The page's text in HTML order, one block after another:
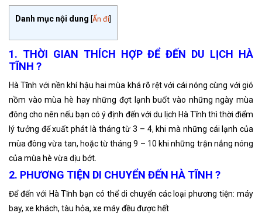
Danh mục nội dung Ẩn đi
1. THỜI GIAN THÍCH HỢP ĐỂ ĐẾN DU LỊCH HÀ
TĨNH ?
Hà Tĩnh với nền khí hậu hai mùa khá rõ rệt với cái nóng cùng với gió
nồm vào mùa hè hay những đợt lạnh buốt vào những ngày mùa
đông cho nên nếu bạn có ý định đến với du lịch Hà Tĩnh thì thời điểm
lý tưởng để xuất phát là tháng từ 3 – 4, khi mà những cái lạnh của
mùa đông vừa tan, hoặc từ tháng 9 – 10 khi những trận nắng nóng
của mùa hè vừa dịu bớt.
2. PHƯƠNG TIỆN DI CHUYỂN ĐẾN HÀ TĨNH ?
Để đến với Hà Tĩnh bạn có thể di chuyển các loại phương tiện: máy
bay, xe khách, tàu hỏa, xe máy đều được hết